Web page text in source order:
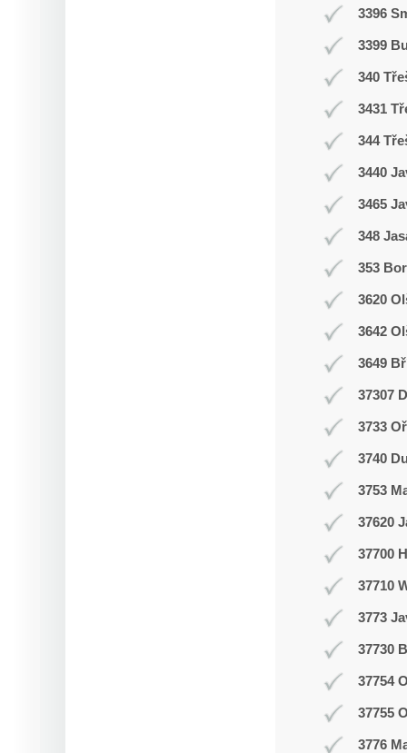
3396
3399
340
3431
344
3440
3465
348
353
3620
3642
3649
37307
3733
3740
3753
37620
37700
37710
3773
37730
37754
37755
3776